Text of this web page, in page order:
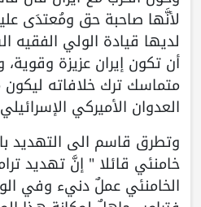
لأنَّها صاحبة حق ومُعتدَى
لديها قيادة الولي
أن تكون إيران عزيزة
متماسك ترك خلافاته
العدوان الأميركي
وتطرق قاسم الى التهديد
خامنئي قائلا " إنَّ تهديد
الخامنئي عملٌ دنيء وفي